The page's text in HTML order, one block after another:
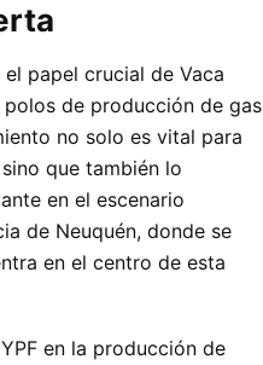
papel crucial de Vaca
de producción de gas
no solo es vital para
que también lo
en el escenario
de Neuquén, donde se
en el centro de esta
en la producción de